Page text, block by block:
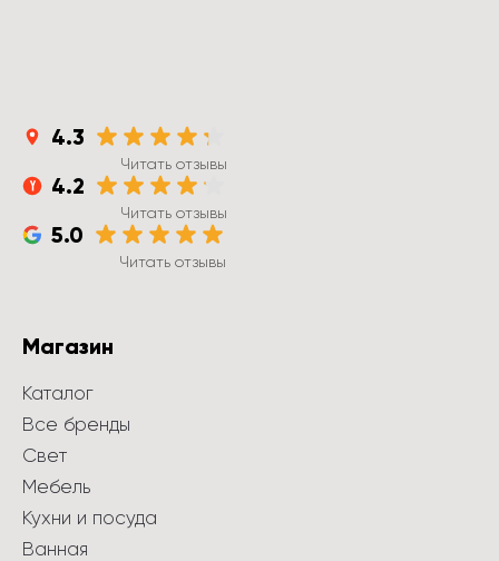
4.3
Читать отзывы
4.2
Читать отзывы
5.0
Читать отзывы
Магазин
Каталог
Все бренды
Свет
Мебель
Кухни и посуда
Ванная